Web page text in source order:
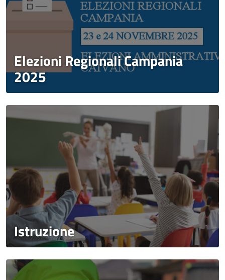
Elezioni Regionali Campania
2025
Istruzione